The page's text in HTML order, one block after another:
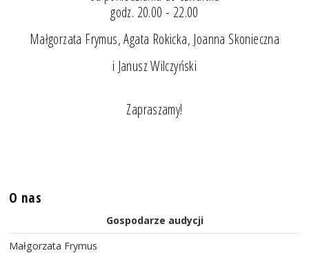
godz. 20.00 - 22.00
Małgorzata Frymus, Agata Rokicka, Joanna Skonieczna
i Janusz Wilczyński
Zapraszamy!
O nas
Gospodarze audycji
Małgorzata Frymus